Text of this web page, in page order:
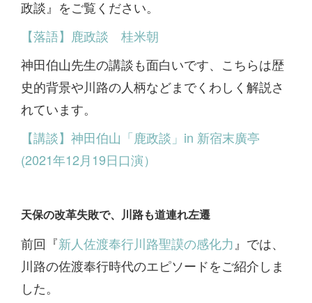
政談』をご覧ください。
【落語】鹿政談 桂米朝
神田伯山先生の講談も面白いです、こちらは歴
史的背景や川路の人柄などまでくわしく解説さ
れています。
【講談】神田伯山「鹿政談」in 新宿末廣亭
(2021年12月19日口演）
天保の改革失敗で、川路も道連れ左遷
前回『新人佐渡奉行川路聖謨の感化力 』では、
川路の佐渡奉行時代のエピソードをご紹介しま
した。